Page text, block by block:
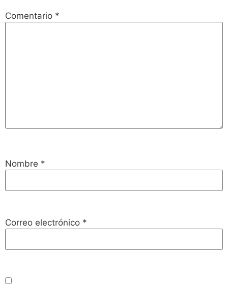
Comentario *
Nombre *
Correo electrónico *